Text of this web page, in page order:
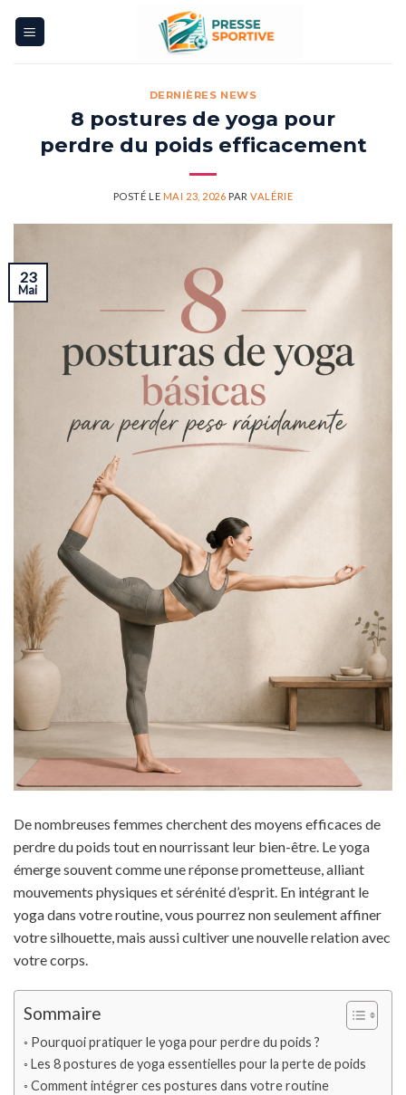
DERNIÈRES NEWS
8 postures de yoga pour
perdre du poids efficacement
POSTÉ LE MAI 23, 2026 PARVALÉRIE
23
Mai
De nombreuses femmes cherchent des moyens efficaces de
perdre du poids tout en nourrissant leur bien-être. Le yoga
émerge souvent comme une réponse prometteuse, alliant
mouvements physiques et sérénité d’esprit. En intégrant le
yoga dans votre routine, vous pourrez non seulement affiner
votre silhouette, mais aussi cultiver une nouvelle relation avec
votre corps.
Sommaire
Pourquoi pratiquer le yoga pour perdre du poids ?
Les 8 postures de yoga essentielles pour la perte de poids
Comment intégrer ces postures dans votre routine